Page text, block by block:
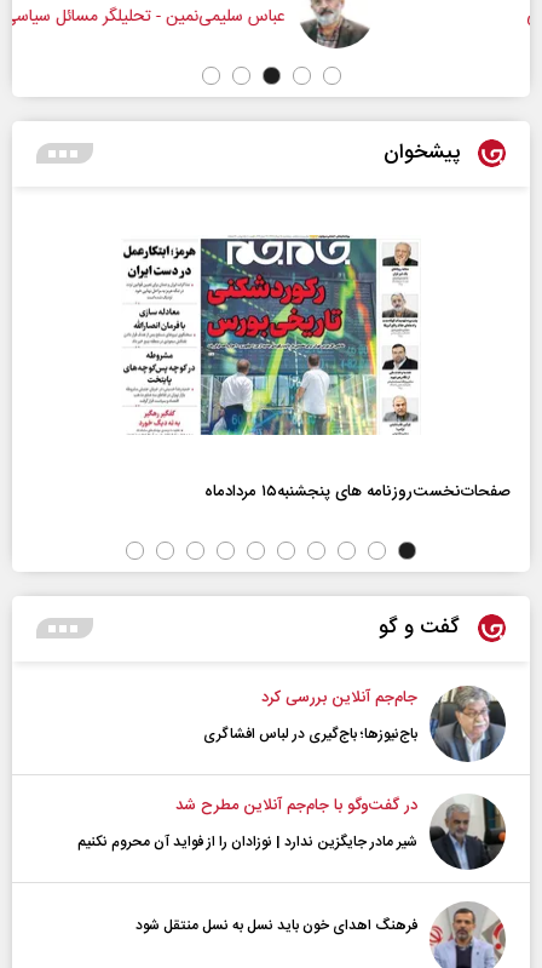
عباس سلیمی‌نمین - تحلیلگر مسائل سیاسی
پیشخوان
صفحات‌نخست‌روزنامه ها‌ی پنجشنبه‌۱۵ مردادماه
گفت و گو
جام‌جم آنلاین بررسی کرد
باج‌نیوزها؛ باج‌گیری در لباس افشاگری
در گفت‌و‌گو با جام‌جم آنلاین مطرح شد
شیر مادر جایگزین ندارد | نوزادان را از فواید آن محروم نکنیم
فرهنگ اهدای خون باید نسل به نسل منتقل شود